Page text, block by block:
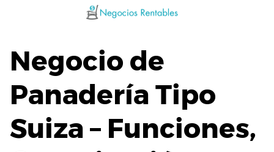
Negocio de
Panadería Tipo
Suiza – Funciones,